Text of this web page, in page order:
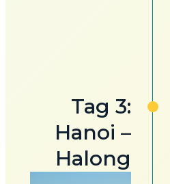
Tag 3:
Hanoi –
Halong